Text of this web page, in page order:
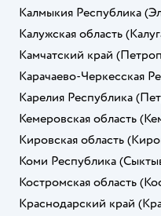
Калмыкия Республика
Калужская область
Камчатский край
Карачаево-Черкесская
Карелия Республика
Кемеровская область
Кировская область
Коми Республика
Костромская область
Краснодарский край